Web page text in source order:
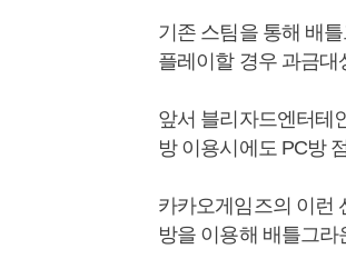
기존 스팀을 통해 배
플레이할 경우 과금
앞서 블리자드엔터테
방 이용시에도 PC방
카카오게임즈의 이런
방을 이용해 배틀그